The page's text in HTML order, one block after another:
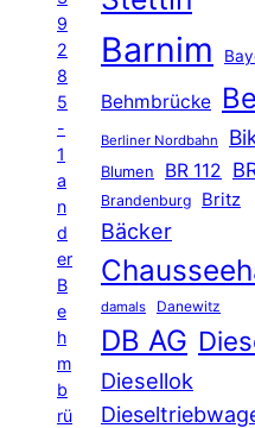
9
2
8
5
-
1
a
n
d
er
B
e
h
m
b
rü
Barnim
Behmbrücke
Berliner Nordbahn
Blumen BR 112
Brandenburg Britz
Bäcker
damals Danewitz
DB AG
Diesellok